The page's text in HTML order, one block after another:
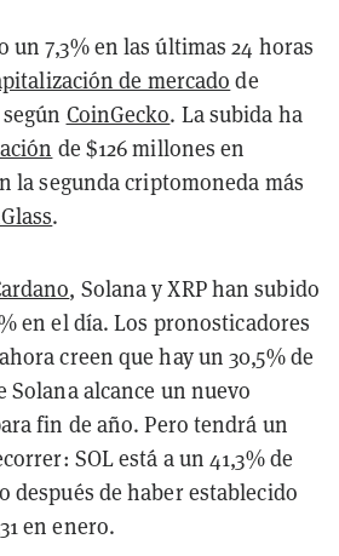
un 7,3% en las últimas 24 horas
de mercado de
CoinGecko. La subida ha
de $126 millones en
la segunda criptomoneda más
.
, Solana y XRP han subido
en el día. Los pronosticadores
ahora creen que hay un 30,5% de
Solana alcance un nuevo
fin de año. Pero tendrá un
SOL está a un 41,3% de
después de haber establecido
en enero.